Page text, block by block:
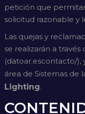
petición que
solicitud razonable y
Las quejas y
se realizarán a
(datoar.escontacto/),
área de Sistemas de
Lighting.